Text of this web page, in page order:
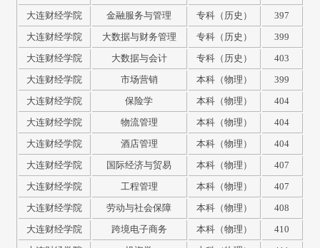
大连财经学院
金融服务与管理 专科（历史）
397
大连财经学院
大数据与财务管理 专科（历史）
399
大连财经学院
大数据与会计 专科（历史）
403
大连财经学院
市场营销 本科（物理）
399
大连财经学院
保险学 本科（物理）
404
大连财经学院
物流管理 本科（物理）
404
大连财经学院
酒店管理 本科（物理）
404
大连财经学院
国际经济与贸易 本科（物理）
407
大连财经学院
工程管理 本科（物理）
407
大连财经学院
劳动与社会保障 本科（物理）
408
大连财经学院
跨境电子商务 本科（物理）
410